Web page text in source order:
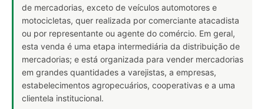
de mercadorias, exceto de veículos automotores e
motocicletas, quer realizada por comerciante atacadista
ou por representante ou agente do comércio. Em geral,
esta venda é uma etapa intermediária da distribuição de
mercadorias; e está organizada para vender mercadorias
em grandes quantidades a varejistas, a empresas,
estabelecimentos agropecuários, cooperativas e a uma
clientela institucional.